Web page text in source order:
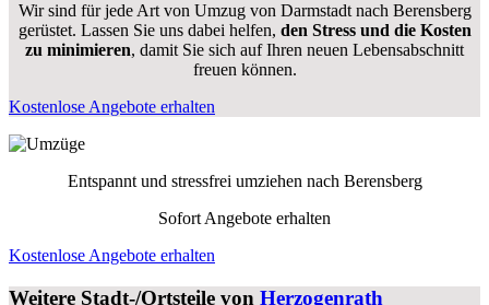
Wir sind für jede Art von Umzug von Darmstadt nach Berensberg
gerüstet. Lassen Sie uns dabei helfen, den Stress und die Kosten
zu minimieren, damit Sie sich auf Ihren neuen Lebensabschnitt
freuen können.
Kostenlose Angebote erhalten
Entspannt und stressfrei umziehen nach Berensberg
Sofort Angebote erhalten
Kostenlose Angebote erhalten
Weitere Stadt-/Ortsteile von Herzogenrath